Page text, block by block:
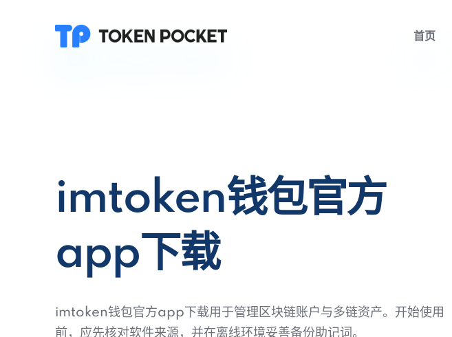
首页
imtoken钱包官方
app下载
imtoken钱包官方app下载用于管理区块链账户与多链资产。开始使用
前，应先核对软件来源，并在离线环境妥善备份助记词。